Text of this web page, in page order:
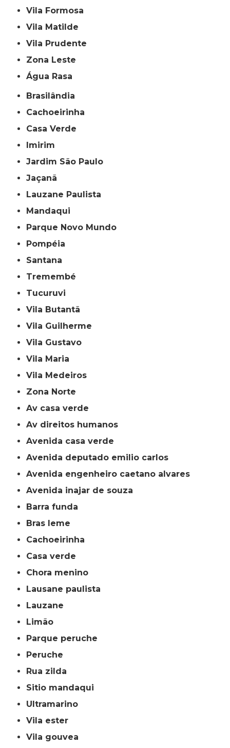
Vila Formosa
Vila Matilde
Vila Prudente
Zona Leste
Água Rasa
Brasilândia
Cachoeirinha
Casa Verde
Imirim
Jardim São Paulo
Jaçanã
Lauzane Paulista
Mandaqui
Parque Novo Mundo
Pompéia
Santana
Tremembé
Tucuruvi
Vila Butantã
Vila Guilherme
Vila Gustavo
Vila Maria
Vila Medeiros
Zona Norte
av casa verde
av direitos humanos
avenida casa verde
avenida deputado emilio carlos
avenida engenheiro caetano alvares
avenida inajar de souza
barra funda
bras leme
cachoeirinha
casa verde
chora menino
lausane paulista
lauzane
limão
parque peruche
peruche
rua zilda
sitio mandaqui
ultramarino
vila ester
vila gouvea